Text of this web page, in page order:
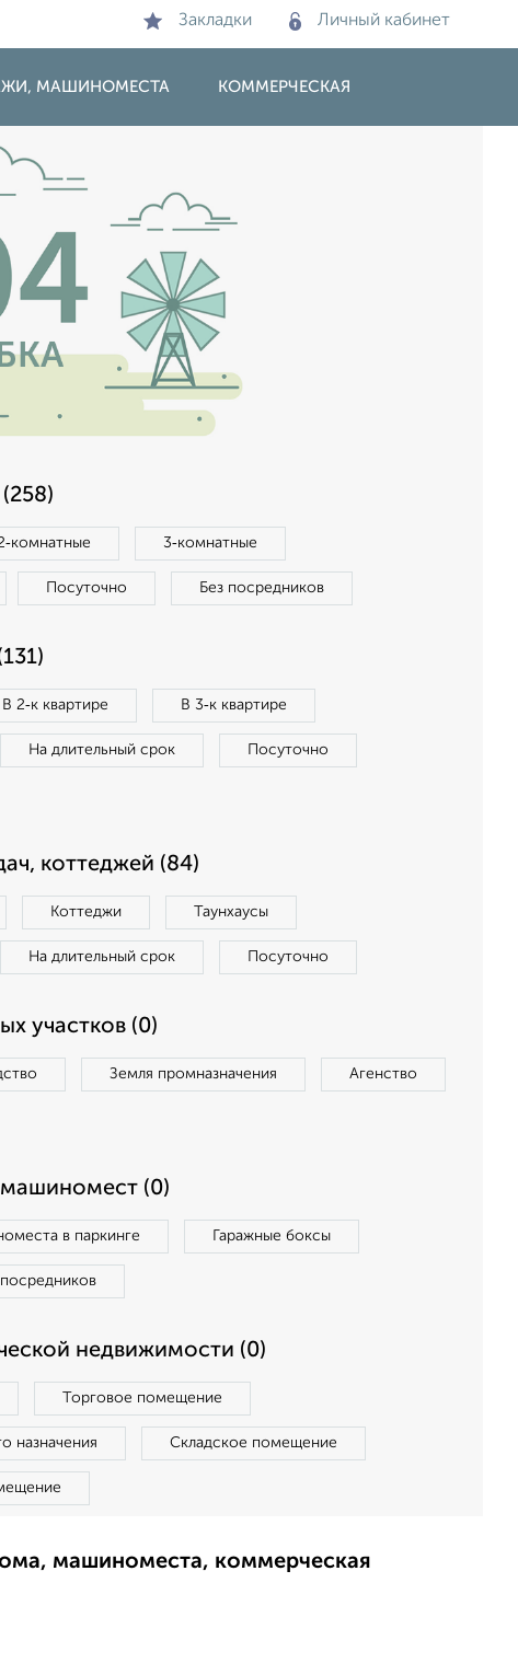
Закладки Личный кабинет
МАШИНОМЕСТА КОММЕРЧЕСКАЯ
3‑комнатные
Посуточно Без посредников
В 2‑к квартире В 3‑к квартире
На длительный срок Посуточно
коттеджей (84)
Коттеджи Таунхаусы
На длительный срок Посуточно
участков (0)
Земля промназначения Агенство
(0)
в паркинге Гаражные боксы
посредников
недвижимости (0)
Торговое помещение
назначения Складское помещение
машиноместа, коммерческая